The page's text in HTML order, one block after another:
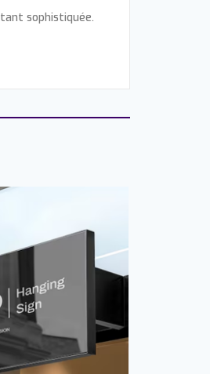
sophistiquée.